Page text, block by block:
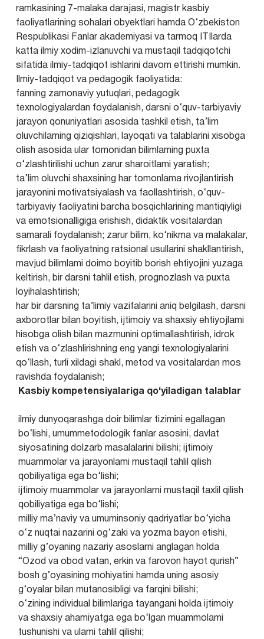
ramkasining 7-malaka darajasi, magistr kasbiy
faoliyatlarining sohalari obyektlari hamda O‘zbekiston
Respublikasi Fanlar akademiyasi va tarmoq ITIlarda
katta ilmiy xodim-izlanuvchi va mustaqil tadqiqotchi
sifatida ilmiy-tadqiqot ishlarini davom ettirishi mumkin.
Ilmiy-tadqiqot va pedagogik faoliyatida:
fanning zamonaviy yutuqlari, pedagogik
texnologiyalardan foydalanish, darsni o‘quv-tarbiyaviy
jarayon qonuniyatlari asosida tashkil etish, ta’lim
oluvchilaming qiziqishlari, layoqati va talablarini xisobga
olish asosida ular tomonidan bilimlaming puxta
o‘zlashtirilishi uchun zarur sharoitlami yaratish;
ta’lim oluvchi shaxsining har tomonlama rivojlantirish
jarayonini motivatsiyalash va faollashtirish, o‘quv-
tarbiyaviy faoliyatini barcha bosqichlarining mantiqiyligi
va emotsionalligiga erishish, didaktik vositalardan
samarali foydalanish; zarur bilim, ko‘nikma va malakalar,
fikrlash va faoliyatning ratsional usullarini shakllantirish,
mavjud bilimlami doimo boyitib borish ehtiyojini yuzaga
keltirish, bir darsni tahlil etish, prognozlash va puxta
loyihalashtirish;
har bir darsning ta’limiy vazifalarini aniq belgilash, darsni
axborotlar bilan boyitish, ijtimoiy va shaxsiy ehtiyojlami
hisobga olish bilan mazmunini optimallashtirish, idrok
etish va o‘zlashlirishning eng yangi texnologiyalarini
qo‘llash, turli xildagi shakl, metod va vositalardan mos
ravishda foydalanish;
Kasbiy kompetensiyalariga qo‘yiladigan talablar
ilmiy dunyoqarashga doir bilimlar tizimini egallagan
bo‘lishi, umummetodologik fanlar asosini, davlat
siyosatining dolzarb masalalarini bilishi; ijtimoiy
muammolar va jarayonlami mustaqil tahlil qilish
qobiliyatiga ega bo‘lishi;
ijtimoiy muammolar va jarayonlarni mustaqil taxlil qilish
qobiliyatiga ega bo‘lishi;
milliy ma’naviy va umuminsoniy qadriyatlar bo‘yicha
o‘z nuqtai nazarini og‘zaki va yozma bayon etishi,
milliy g’oyaning nazariy asoslarni anglagan holda
“Ozod va obod vatan, erkin va farovon hayot qurish”
bosh g’oyasining mohiyatini hamda uning asosiy
g‘oyalar bilan mutanosibligi va farqini bilishi;
o‘zining individual bilimlariga tayangani holda ijtimoiy
va shaxsiy ahamiyatga ega bo‘lgan muammolami
tushunishi va ulami tahlil qilishi;